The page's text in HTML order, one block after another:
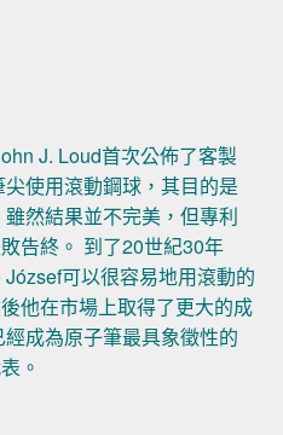
J. Loud首次公佈了客製
使用滾動鋼球，其目的是
然結果並不完美，但專利
告終。 到了20世紀30年
可以很容易地用滾動的
他在市場上取得了更大的成
成為原子筆最具象徵性的
。